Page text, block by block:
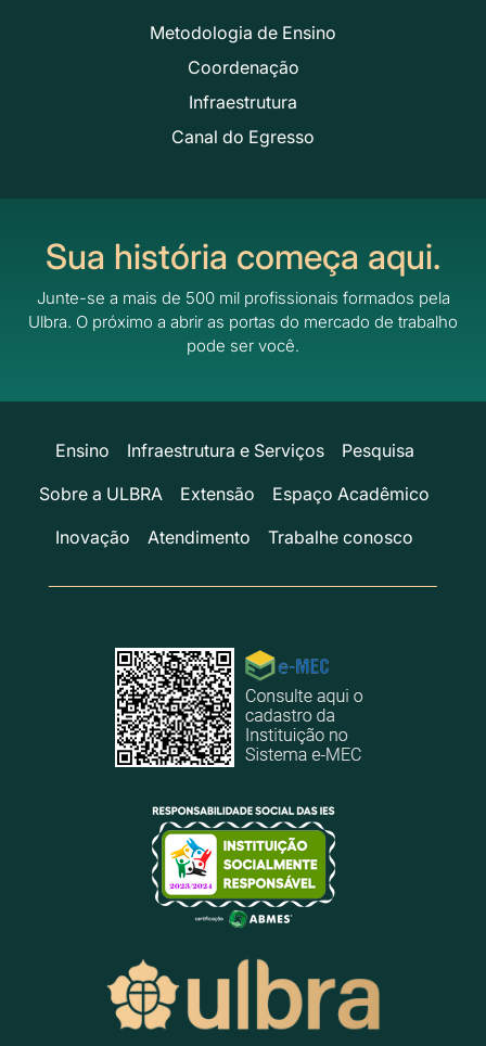
Metodologia de Ensino
Coordenação
Infraestrutura
Canal do Egresso
Sua história começa aqui.
Junte-se a mais de 500 mil profissionais formados pela
Ulbra. O próximo a abrir as portas do mercado de trabalho
pode ser você.
Ensino Infraestrutura e Serviços
Pesquisa
Sobre a ULBRA
Extensão
Espaço Acadêmico
Inovação
Atendimento Trabalhe conosco